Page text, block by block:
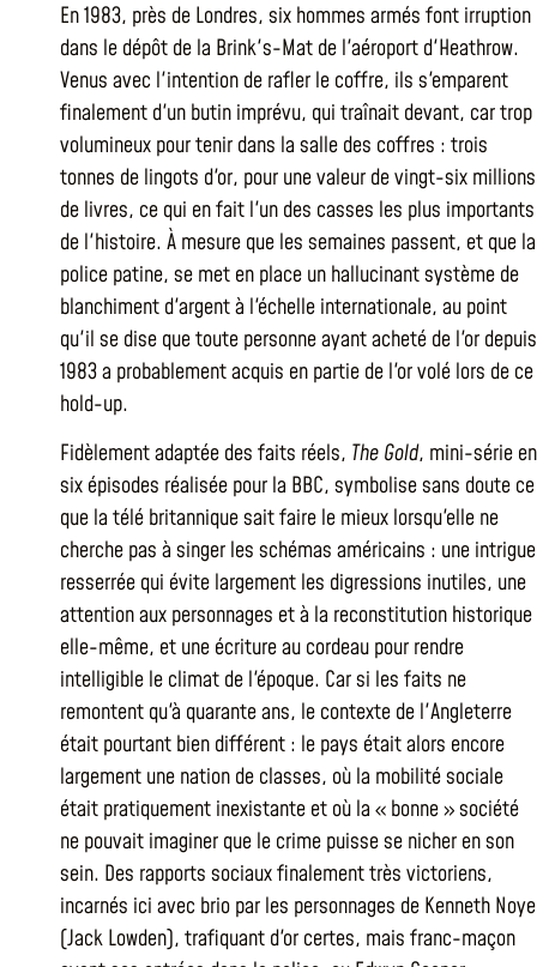
En 1983, près de Londres, six hommes armés font irruption
dans le dépôt de la Brink's-Mat de l'aéroport d'Heathrow.
Venus avec l'intention de rafler le coffre, ils s'emparent
finalement d'un butin imprévu, qui traînait devant, car trop
volumineux pour tenir dans la salle des coffres : trois
tonnes de lingots d'or, pour une valeur de vingt-six millions
de livres, ce qui en fait l'un des casses les plus importants
de l'histoire. À mesure que les semaines passent, et que la
police patine, se met en place un hallucinant système de
blanchiment d'argent à l'échelle internationale, au point
qu'il se dise que toute personne ayant acheté de l'or depuis
1983 a probablement acquis en partie de l'or volé lors de ce
hold-up.
Fidèlement adaptée des faits réels, The Gold, mini-série en
six épisodes réalisée pour la BBC, symbolise sans doute ce
que la télé britannique sait faire le mieux lorsqu'elle ne
cherche pas à singer les schémas américains : une intrigue
resserrée qui évite largement les digressions inutiles, une
attention aux personnages et à la reconstitution historique
elle-même, et une écriture au cordeau pour rendre
intelligible le climat de l'époque. Car si les faits ne
remontent qu'à quarante ans, le contexte de l'Angleterre
était pourtant bien différent : le pays était alors encore
largement une nation de classes, où la mobilité sociale
était pratiquement inexistante et où la « bonne » société
ne pouvait imaginer que le crime puisse se nicher en son
sein. Des rapports sociaux finalement très victoriens,
incarnés ici avec brio par les personnages de Kenneth Noye
(Jack Lowden), trafiquant d'or certes, mais franc-maçon